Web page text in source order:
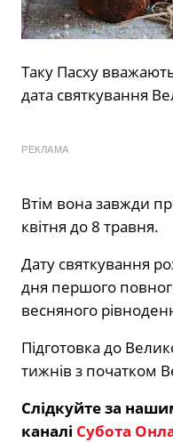
Таку Пасху
дата святкування
РЕКЛАМА
Втім вона завжди
квітня до 8 травня.
Дату святкування
дня першого
весняного
Підготовка до
тижнів з початком
Слідкуйте за
каналі Субота